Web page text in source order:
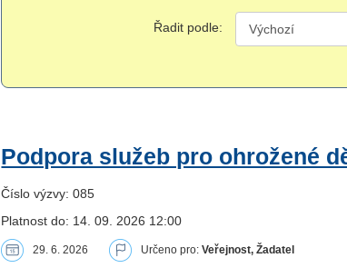
Řadit podle:
Podpora služeb pro ohrožené
Číslo výzvy: 085
Platnost do: 14. 09. 2026 12:00
29. 6. 2026 Určeno pro:Veřejnost, Žadatel